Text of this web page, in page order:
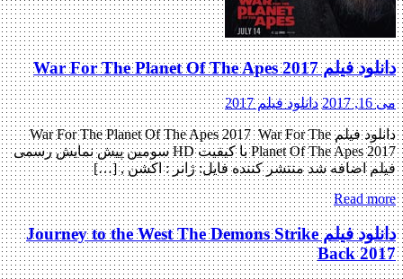
دانلود فیلم War For The Planet Of The Apes 2017
می 16, 2017 دانلود فیلم 2017
دانلود فیلم War For The Planet Of The Apes 2017 War For The
Planet Of The Apes 2017 با کیفیت HD سومین پیش نمایش رسمی
فیلم اضافه شد منتشر کننده فایل: ژانر : اکشن , […]
Read more
دانلود فیلم Journey to the West The Demons Strike
Back 2017